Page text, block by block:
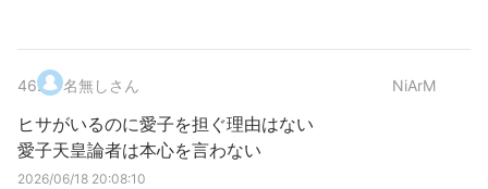
46. 名無しさん NiArM
ヒサがいるのに愛子を担ぐ理由はない
愛子天皇論者は本心を言わない
2026/06/18 20:08:10